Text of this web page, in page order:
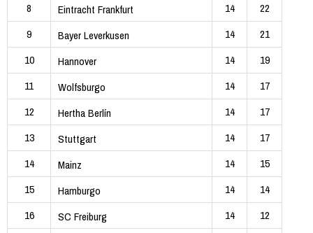
8
Eintracht Frankfurt 14
22
9
Bayer Leverkusen 14
21
10
Hannover 14
19
11
Wolfsburgo 14
17
12
Hertha Berlín 14
17
13
Stuttgart 14
17
14
Mainz 14
15
15
Hamburgo 14
14
16
SC Freiburg 14
12